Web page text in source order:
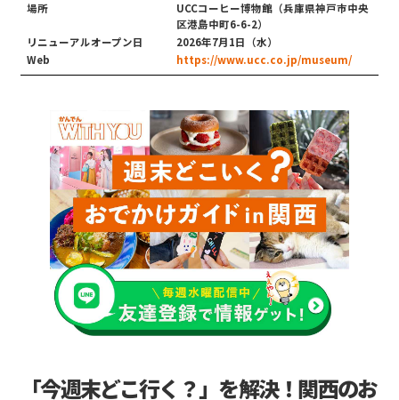
場所
UCCコーヒー博物館（兵庫県神戸市中央
区港島中町6-6-2）
リニューアルオープン日
2026年7月1日（水）
Web
https://www.ucc.co.jp/museum/
「今週末どこ行く？」を解決！関西のお